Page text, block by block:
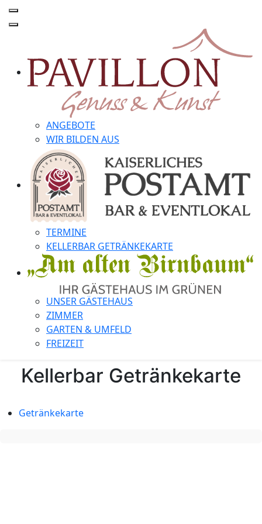
ANGEBOTE
WIR BILDEN AUS
TERMINE
KELLERBAR GETRÄNKEKARTE
UNSER GÄSTEHAUS
ZIMMER
GARTEN & UMFELD
FREIZEIT
Kellerbar Getränkekarte
Getränkekarte